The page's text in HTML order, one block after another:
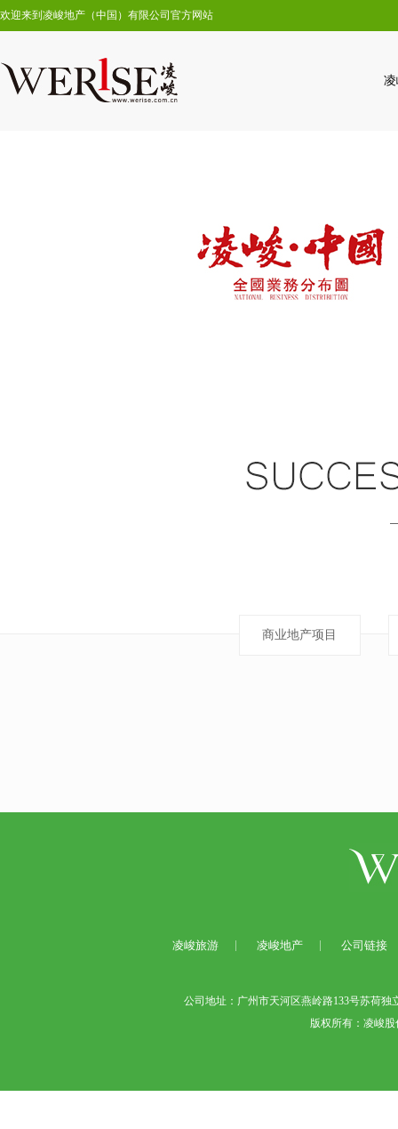
欢迎来到凌峻地产（中国）有限公司官方网站
商业地产项目
凌峻旅游 凌峻地产 公司链接
公司地址：广州市天河区燕岭路133号苏荷独
版权所有：凌峻